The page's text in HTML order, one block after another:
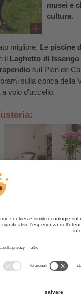
musei e
cultura.
migliore. Le piscine
il Laghetto di Issengo
sul Plan de
sulla conca della
volo d'uccello.
meta di numerose
può
chi va in mountain-
che promette
bici suggeriamo la